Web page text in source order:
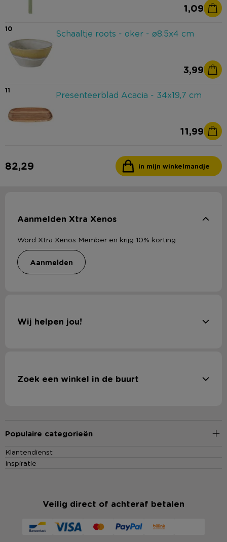
1,09
10 Schaaltje roots - oker - ø8.5x4 cm
3,99
11 Presenteerblad Acacia - 34x19,7 cm
11,99
82,29 in mijn winkelmandje
Aanmelden Xtra Xenos
Word Xtra Xenos Member en krijg 10% korting
aanmelden
Wij helpen jou!
Zoek een winkel in de buurt
Populaire categorieën
Klantendienst
Inspiratie
Veilig direct of achteraf betalen